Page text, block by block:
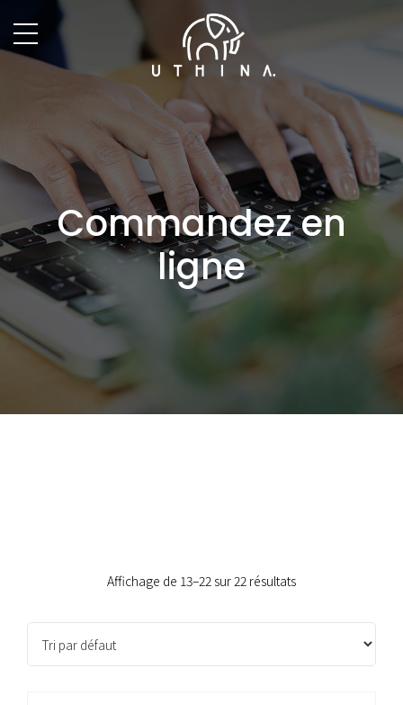
Commandez en
ligne
Affichage de 13–22 sur 22 résultats